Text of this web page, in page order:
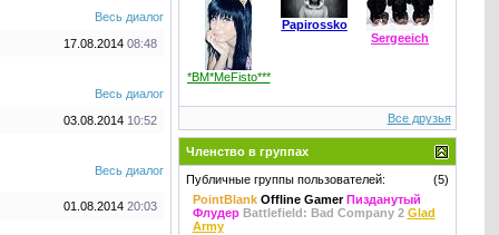
Весь диалог
17.08.2014 08:48
Весь диалог
03.08.2014 10:52
Весь диалог
01.08.2014 20:03
*BM*MeFisto***
Papirossko
Sergeeich
Все друзья
Членство в группах
(5)
Публичные группы пользователей:
PointBlank Offline Gamer Пизданутый
Флудер Battlefield: Bad Company 2 Glad
Army